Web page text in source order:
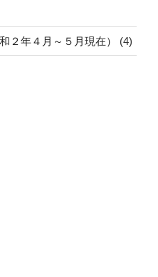
２年４月～５月現在） (4)